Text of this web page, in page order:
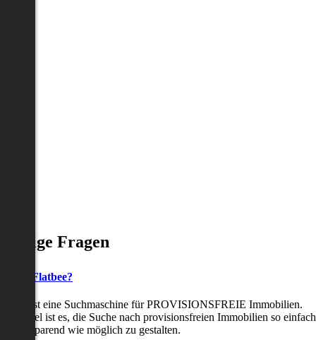
Fragen
ist Flatbee?
ist eine Suchmaschine für PROVISIONSFREIE Immobilien.
Ziel ist es, die Suche nach provisionsfreien Immobilien so einfach
zeitsparend wie möglich zu gestalten.